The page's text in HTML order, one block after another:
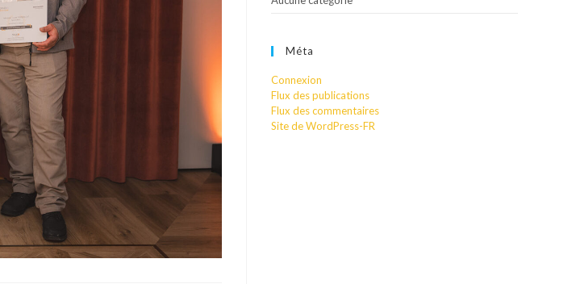
Méta
Connexion
Flux des publications
Flux des commentaires
Site de WordPress-FR